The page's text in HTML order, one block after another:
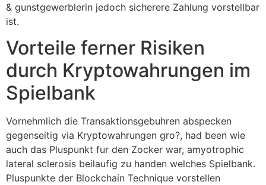
& gunstgewerblerin jedoch sicherere Zahlung vorstellbar
ist.
Vorteile ferner Risiken
durch Kryptowahrungen im
Spielbank
Vornehmlich die Transaktionsgebuhren abspecken
gegenseitig via Kryptowahrungen gro?, had been wie
auch das Pluspunkt fur den Zocker war, amyotrophic
lateral sclerosis beilaufig zu handen welches Spielbank.
Pluspunkte der Blockchain Technique vorstellen